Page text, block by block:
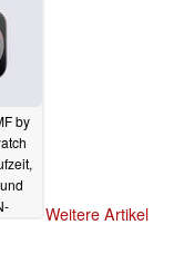
by
Weitere Artikel